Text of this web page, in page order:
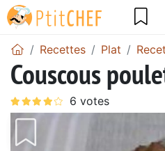
Recettes Plat
Couscous